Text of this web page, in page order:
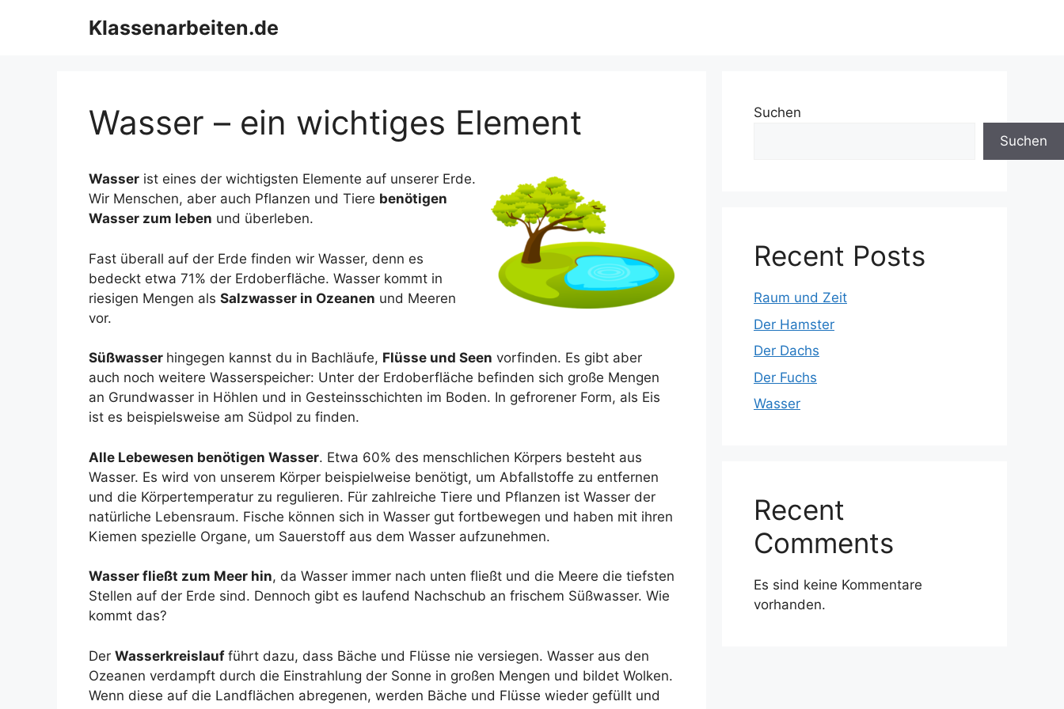
Klassenarbeiten.de
Wasser – ein wichtiges Element
Wasser ist eines der wichtigsten Elemente auf unserer Erde.
Wir Menschen, aber auch Pflanzen und Tiere benötigen
Wasser zum leben und überleben.
Fast überall auf der Erde finden wir Wasser, denn es
bedeckt etwa 71% der Erdoberfläche. Wasser kommt in
riesigen Mengen als Salzwasser in Ozeanen und Meeren
vor.
Süßwasser hingegen kannst du in Bachläufe, Flüsse und Seen vorfinden. Es gibt aber
auch noch weitere Wasserspeicher: Unter der Erdoberfläche befinden sich große Mengen
an Grundwasser in Höhlen und in Gesteinsschichten im Boden. In gefrorener Form, als Eis
ist es beispielsweise am Südpol zu finden.
Alle Lebewesen benötigen Wasser. Etwa 60% des menschlichen Körpers besteht aus
Wasser. Es wird von unserem Körper beispielweise benötigt, um Abfallstoffe zu entfernen
und die Körpertemperatur zu regulieren. Für zahlreiche Tiere und Pflanzen ist Wasser der
natürliche Lebensraum. Fische können sich in Wasser gut fortbewegen und haben mit ihren
Kiemen spezielle Organe, um Sauerstoff aus dem Wasser aufzunehmen.
Wasser fließt zum Meer hin, da Wasser immer nach unten fließt und die Meere die tiefsten
Stellen auf der Erde sind. Dennoch gibt es laufend Nachschub an frischem Süßwasser. Wie
kommt das?
Der Wasserkreislauf führt dazu, dass Bäche und Flüsse nie versiegen. Wasser aus den
Ozeanen verdampft durch die Einstrahlung der Sonne in großen Mengen und bildet Wolken.
Wenn diese auf die Landflächen abregenen, werden Bäche und Flüsse wieder gefüllt und
Suchen
Suchen
Recent Posts
Raum und Zeit
Der Hamster
Der Dachs
Der Fuchs
Wasser
Recent
Comments
Es sind keine Kommentare
vorhanden.